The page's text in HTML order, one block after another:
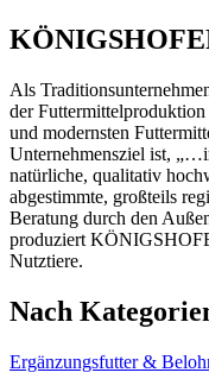
Als
der
und modernsten
Unternehmensziel ist,
natürliche, qualitativ
abgestimmte, großteils
Beratung durch den
produziert
Nutztiere.
Nach
Ergänzungsfutter &